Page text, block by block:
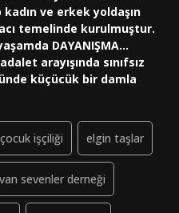
ve erkek yoldaşın
temelinde kurulmuştur.
DAYANIŞMA...
arayışında sınıfsız
küçücük bir damla
işçiliği elgin taşlar
sevenler derneği